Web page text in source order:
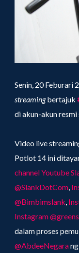
Senin, 20 Feburari
streamingbertajuk
di akun-akun resmi
Video live
Potlot 14 ini
channel Youtube
@SlankDotCom
@Bimbimslank
Instagram
dalam proses
@AbdeeNegara